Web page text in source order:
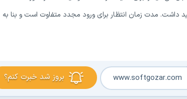
داشت. مدت زمان انتظار برای ورود مجدد متفاوت است و بنا به
بروز شد خبرت کنم؟ www.softgozar.com
کامل نسخه‌ها: دسترسی به تمام نسخه‌های قدیمی نرم‌افزارها
قبلاً عضو شدم — ورود به حساب کاربری